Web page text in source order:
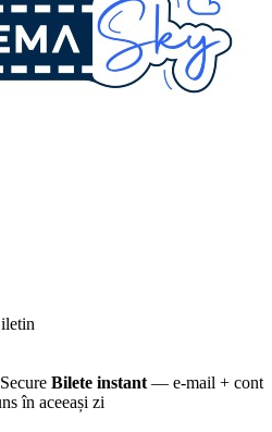
Bilete instant — e-mail + cont
în aceeași zi